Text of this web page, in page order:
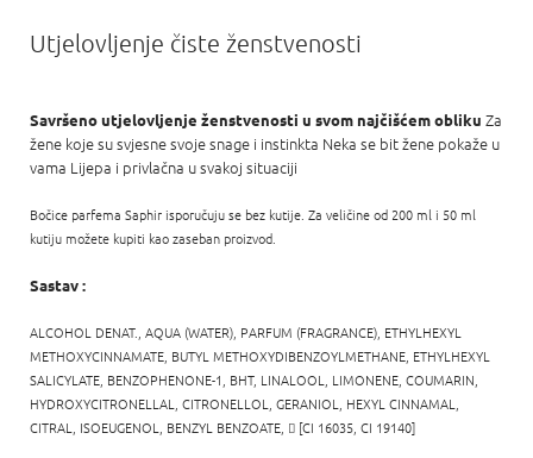
Utjelovljenje čiste ženstvenosti
Savršeno utjelovljenje ženstvenosti u svom najčišćem obliku Za
žene koje su svjesne svoje snage i instinkta Neka se bit žene pokaže u
vama Lijepa i privlačna u svakoj situaciji
Bočice parfema Saphir isporučuju se bez kutije. Za veličine od 200 ml i 50 ml
kutiju možete kupiti kao zaseban proizvod.
Sastav :
ALCOHOL DENAT., AQUA (WATER), PARFUM (FRAGRANCE), ETHYLHEXYL
METHOXYCINNAMATE, BUTYL METHOXYDIBENZOYLMETHANE, ETHYLHEXYL
SALICYLATE, BENZOPHENONE-1, BHT, LINALOOL, LIMONENE, COUMARIN,
HYDROXYCITRONELLAL, CITRONELLOL, GERANIOL, HEXYL CINNAMAL,
CITRAL, ISOEUGENOL, BENZYL BENZOATE,  [CI 16035, CI 19140]